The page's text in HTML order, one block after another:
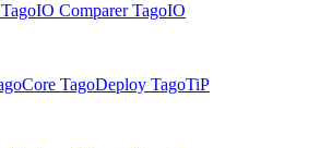
Comparer TagoIO
TagoDeploy TagoTiP